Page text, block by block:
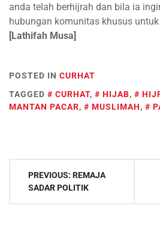
anda telah berhijrah dan bila ia
hubungan komunitas khusus
[Lathifah Musa]
POSTED IN CURHAT
TAGGED
CURHAT, HIJAB,
MANTAN PACAR, MUSLIMAH,
navigation
PREVIOUS: REMAJA
SADAR POLITIK